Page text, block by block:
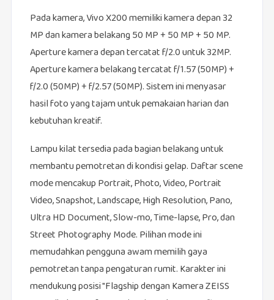
Pada kamera, Vivo X200 memiliki kamera depan 32
MP dan kamera belakang 50 MP + 50 MP + 50 MP.
Aperture kamera depan tercatat f/2.0 untuk 32MP.
Aperture kamera belakang tercatat f/1.57 (50MP) +
f/2.0 (50MP) + f/2.57 (50MP). Sistem ini menyasar
hasil foto yang tajam untuk pemakaian harian dan
kebutuhan kreatif.
Lampu kilat tersedia pada bagian belakang untuk
membantu pemotretan di kondisi gelap. Daftar scene
mode mencakup Portrait, Photo, Video, Portrait
Video, Snapshot, Landscape, High Resolution, Pano,
Ultra HD Document, Slow-mo, Time-lapse, Pro, dan
Street Photography Mode. Pilihan mode ini
memudahkan pengguna awam memilih gaya
pemotretan tanpa pengaturan rumit. Karakter ini
mendukung posisi "Flagship dengan Kamera ZEISS